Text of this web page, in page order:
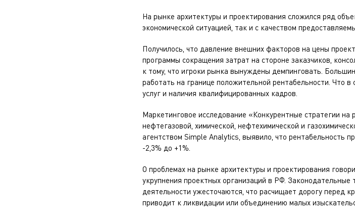
На рынке архитектуры и проектирования сложился ряд
экономической ситуацией, так и с качеством
Получилось, что давление внешних факторов на цены
программы сокращения затрат на стороне заказчиков,
к тому, что игроки рынка вынуждены демпинговать.
работать на границе положительной рентабельности. Что
услуг и наличия квалифицированных кадров.
Маркетинговое исследование «Конкурентные стратегии
нефтегазовой, химической, нефтехимической и
агентством Simple Analytics, выявило, что рентабельность
-2,3% до +1%.
О проблемах на рынке архитектуры и проектирования
укрупнения проектных организаций в РФ. Законодательные
деятельности ужесточаются, что расчищает дорогу перед
приводит к ликвидации или объединению малых